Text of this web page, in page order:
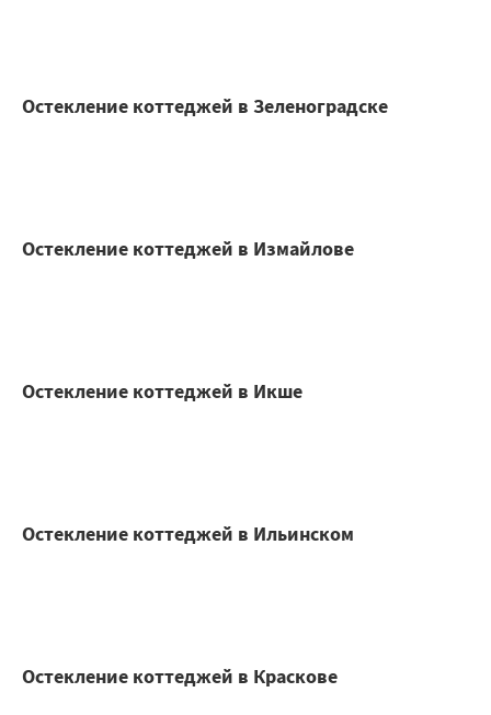
Остекление коттеджей в Зеленоградске
Остекление коттеджей в Измайлове
Остекление коттеджей в Икше
Остекление коттеджей в Ильинском
Остекление коттеджей в Краскове